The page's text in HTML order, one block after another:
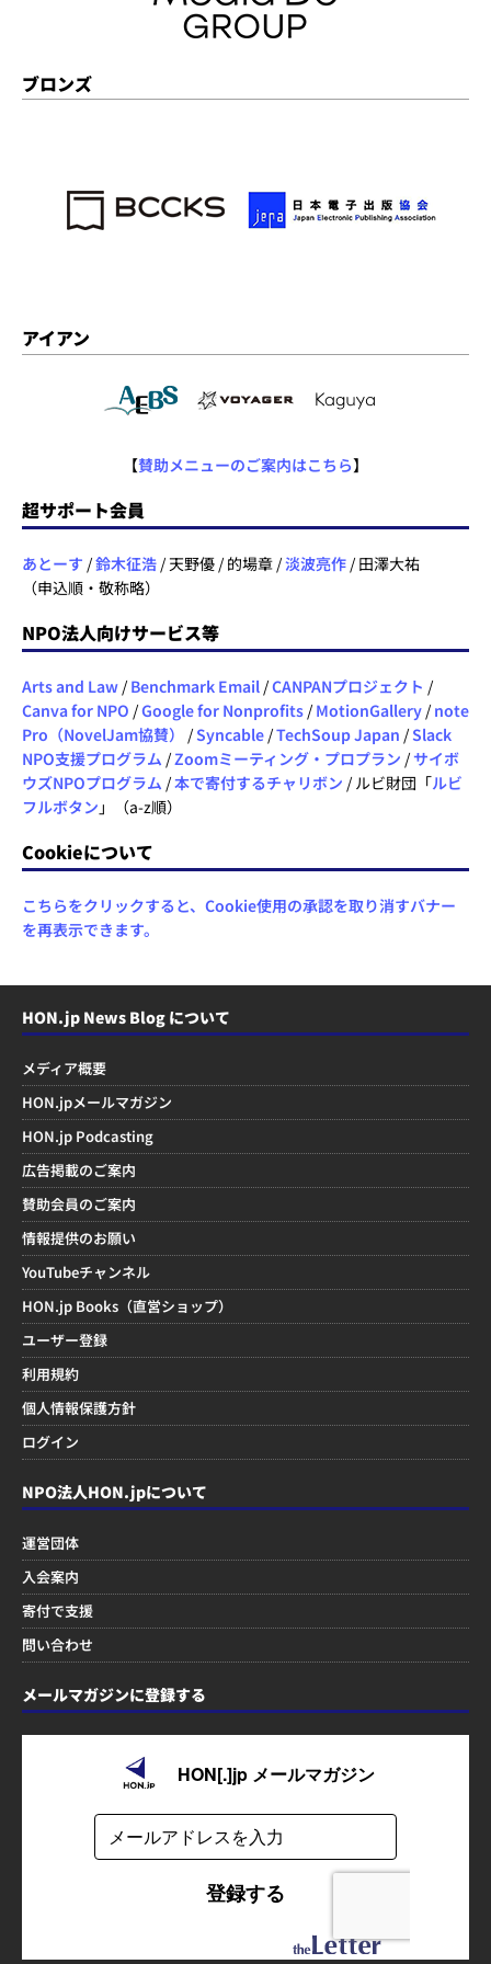
ブロンズ
アイアン
【賛助メニューのご案内はこちら】
超サポート会員
あとーす /鈴木征浩 / 天野優 / 的場章 /淡波亮作 / 田澤大祐
（申込順・敬称略）
NPO法人向けサービス等
Arts and Law / Benchmark Email /CANPANプロジェクト /
Canva for NPO /Google for Nonprofits / MotionGallery / note
Pro（NovelJam協賛）
/Syncable /TechSoup Japan /Slack
NPO支援プログラム /Zoomミーティング・プロプラン /サイボ
ウズNPOプログラム /本で寄付するチャリボン / ルビ財団「ルビ
フルボタン 」（a-z順）
Cookieについて
こちらをクリックすると、Cookie使用の承認を取り消すバナー
を再表示できます。
HON.jp News Blog について
メディア概要
HON.jpメールマガジン
HON.jp Podcasting
広告掲載のご案内
賛助会員のご案内
情報提供のお願い
YouTubeチャンネル
HON.jp Books（直営ショップ）
ユーザー登録
利用規約
個人情報保護方針
ログイン
NPO法人HON.jpについて
運営団体
入会案内
寄付で支援
問い合わせ
メールマガジンに登録する